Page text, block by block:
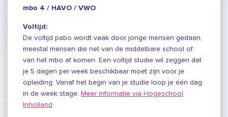
mbo 4 / HAVO / VWO
Voltijd:
De voltijd pabo wordt vaak door jonge mensen gedaan,
meestal mensen die net van de middelbare school of
van het mbo af komen. Een voltijd studie wil zeggen dat
je 5 dagen per week beschikbaar moet zijn voor je
opleiding. Vanaf het begin van je studie loop je één dag
in de week stage. Meer informatie via Hogeschool
Inholland